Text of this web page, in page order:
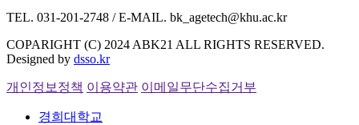
TEL. 031-201-2748 / E-MAIL. bk_agetech@khu.ac.kr
COPARIGHT (C) 2024 ABK21 ALL RIGHTS RESERVED.
Designed by dsso.kr
개인정보정책 이용약관 이메일무단수집거부
경희대학교